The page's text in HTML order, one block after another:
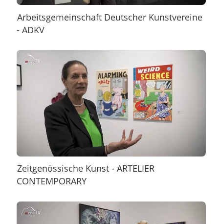
Arbeitsgemeinschaft Deutscher Kunstvereine
- ADKV
Zeitgenössische Kunst - ARTELIER
CONTEMPORARY